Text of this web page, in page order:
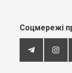
Соцмережі